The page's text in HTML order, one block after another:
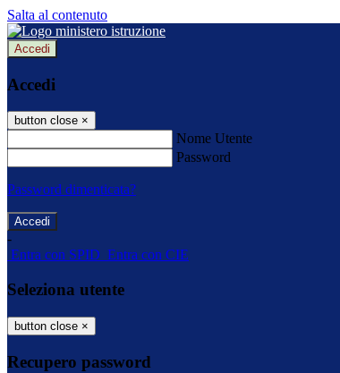
Salta al contenuto
Accedi
Accedi
button close ×
Nome Utente
Password
Password dimenticata?
-
Entra con SPID Entra con CIE
Seleziona utente
button close ×
Recupero password